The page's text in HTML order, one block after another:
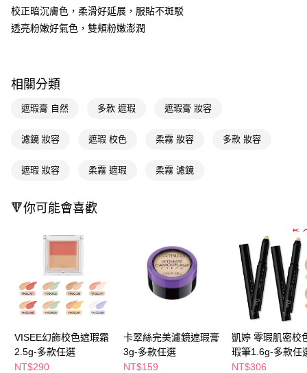
Google Pay
AFTEE先享後付是「在收到商品之後才付款」的支付方式。 讓您購物簡單
１．簡單：不需註冊會員、不需綁卡、不需儲值。
１．於結帳方式選擇「AFTEE先享後付」後，將跳轉至「AFTEE先享後付」
３．收到繳費通知簡訊後14天內，點擊此簡訊中的連結，可透過四大超商／
購買商品的店家。未經商家同意取消之訂單仍視為有效，需透過AFTEE先享
後付繳納相關費用。
※ 交易是否成功請以「AFTEE先享後付 」之結帳頁面顯示為準，若有關於
是否繳費成功／繳費後需取消欲退款等相關疑問，請聯繫「AFTEE先享後付
客戶支援中心」https://netprotections.freshdesk.com/support/home
【注意事項】
易，需依本服務之必要範圍內提供個人資料，並將交易相關給付款項請求債
權轉讓予恩沛科技股份有限公司。
２．關於個人資料處理事宜，請瀏覽以下網址：
即享券
運送方式
全家取貨付款
每筆NT$65，滿NT$390(含以上)免運費
每筆NT$65，滿NT$490(含以上)免運費
付款後萊爾富取貨
每筆NT$65，滿NT$490(含以上)免運費
7-11取貨付款
每筆NT$65，滿NT$490(含以上)免運費
付款後7-11取貨
校正暗沉膚色，柔滑好延展，服貼不斑駁
透亮粉嫩好氣色，雙頰粉嫩澎潤
相關分類
遮瑕膏 自然 多款 遮瑕 遮瑕膏 妝容
濾鏡 妝容 遮瑕 校色 柔霧 妝容 多款 妝容
遮瑕 妝容 柔霧 遮瑕 柔霧 濾鏡
🔻你可能會喜歡
VISEE幻飾校色遮瑕霜
2.5g-多款任選
NT$290
卡翠絲完美濾鏡遮瑕膏
3g-多款任選
NT$159
凱婷 零瑕肌密校
瑕筆1.6g-多款任
NT$306